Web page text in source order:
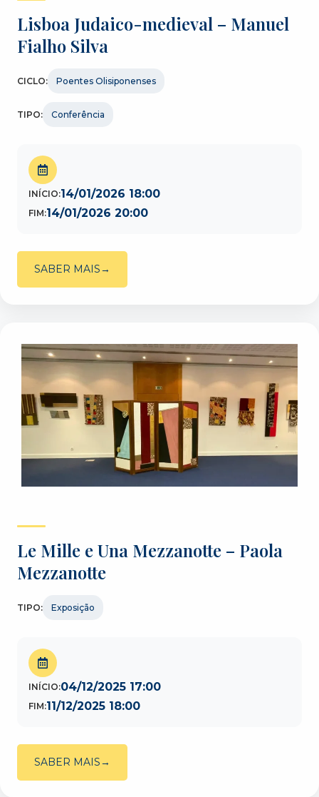
Lisboa Judaico-medieval – Manuel
Fialho Silva
CICLO: Poentes Olisiponenses
TIPO: Conferência
INÍCIO:14/01/2026 18:00
FIM:14/01/2026 20:00
SABER MAIS
Le Mille e Una Mezzanotte – Paola
Mezzanotte
TIPO: Exposição
INÍCIO:04/12/2025 17:00
FIM:11/12/2025 18:00
SABER MAIS